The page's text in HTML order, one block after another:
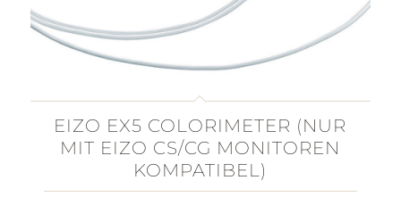
EIZO EX5 COLORIMETER (NUR
MIT EIZO CS/CG MONITOREN
KOMPATIBEL)